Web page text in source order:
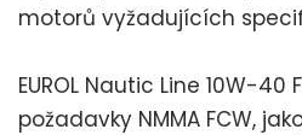
motorů vyžadujících
EUROL Nautic Line 10W-40
požadavky NMMA FCW,